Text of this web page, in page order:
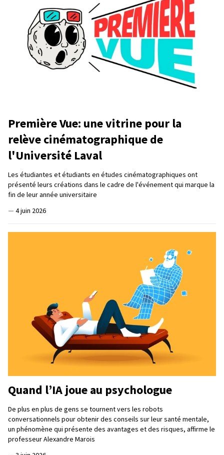
Première Vue: une vitrine pour la
relève cinématographique de
l'Université Laval
Les étudiantes et étudiants en études cinématographiques ont
présenté leurs créations dans le cadre de l'événement qui marque la
fin de leur année universitaire
— 4 juin 2026
Quand l’IA joue au psychologue
De plus en plus de gens se tournent vers les robots
conversationnels pour obtenir des conseils sur leur santé mentale,
un phénomène qui présente des avantages et des risques, affirme le
professeur Alexandre Marois